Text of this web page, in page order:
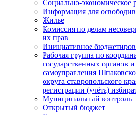
Социально-экономическое
Информация для
Жилье
Комиссия по делам
их прав
Инициативное
Рабочая группа по
государственных органов
самоуправления
округа ставропольского
регистрации (учёта)
Муниципальный контроль
Открытый бюджет